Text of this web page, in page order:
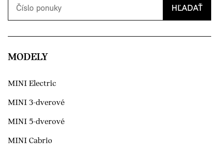
HĽADAŤ
MODELY
MINI Electric
MINI 3-dverové
MINI 5-dverové
MINI Cabrio